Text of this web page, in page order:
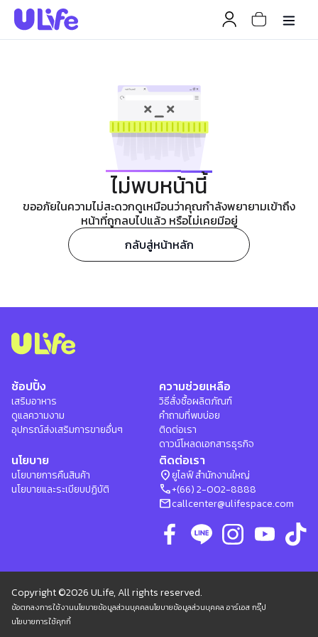
ไม่พบหน้านี้
ขออภัยในความไม่สะดวกดูเหมือนว่าคุณกำลังพยายามเข้าถึง
หน้าที่ถูกลบไปแล้ว หรือไม่เคยมีอยู่
กลับสู่หน้าหลัก
ช้อปปิ้ง
เสริมอาหาร
ดูแลความงาม
อุปกรณ์ส่งเสริมการขายอื่นๆ
ความช่วยเหลือ
วิธีสั่งซื้อผลิตภัณฑ์
คำถามที่พบบ่อย
ติดต่อเรา
ดาวน์โหลดเอกสารธุรกิจ
นโยบาย
นโยบายการคืนสินค้า
นโยบายและระเบียบปฏิบัติ
ติดต่อเรา
location_onยูไลฟ์ สำนักงานใหญ่
phone+(66) 2-002-8888
mailcallcenter@ulifespace.com
Copyright ©2026 ULife, All rights reserved.
ข้อตกลงการใช้งานนโยบายข้อมูลส่วนบุคคลนโยบายข้อมูลส่วนบุคคล อาร์เอส กรุ๊ป
นโยบายการใช้คุกกี้